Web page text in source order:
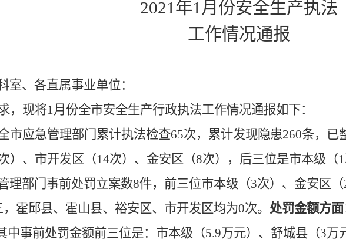
2021 年1月份安全生产执法
工作情况通报
室、 各直属事业单位：
，现将1月份全市安全生产行政执法工作情况通报如下：
市应急管理部门累计执法检查65次， 累计发现隐患260条，已
） 、市开发区 （14次）、 金安区 （8次），后三位是市本级（1
理部门 事前处罚立案数8件， 前三位市本级（3次）、金安区 （
， 霍邱县、霍山县、裕安区、市开发区均为0次。 处罚金额方面
中事前处罚金额前三位是：市本级（5.9万元）、舒城县（3万